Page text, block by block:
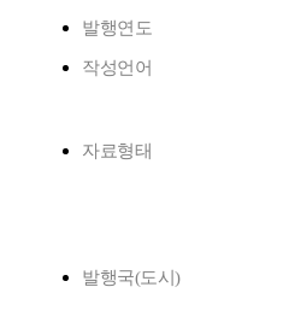
발행연도
작성언어
자료형태
발행국(도시)